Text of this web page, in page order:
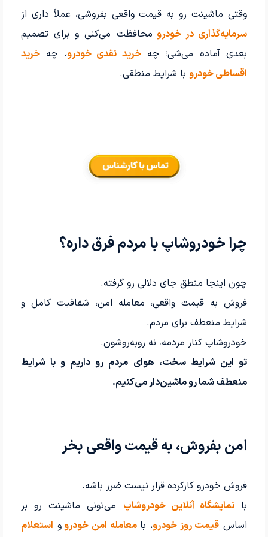
وقتی ماشینت رو به قیمت واقعی بفروشی، عملاً داری از
سرمایه‌گذاری در خودرو محافظت می‌کنی و برای تصمیم
بعدی آماده می‌شی؛ چهخرید نقدی خودرو، چهخرید
اقساطی خودروبا شرایط منطقی.
چرا خودروشاپ با مردم فرق داره؟
چون اینجا منطق جای دلالی رو گرفته.
فروش به قیمت واقعی، معامله امن، شفافیت کامل و
شرایط منعطف برای مردم.
خودروشاپ کنار مردمه، نه روبه‌روشون.
تو این شرایط سخت، هوای مردم رو داریم و با شرایط
منعطف شما رو ماشین‌دار می‌کنیم.
امن بفروش، به قیمت واقعی بخر
فروش خودرو کارکرده قرار نیست ضرر باشه.
با نمایشگاه آنلاین خودروشاپ می‌تونی ماشینت رو بر
اساس قیمت روز خودرو، با معامله امن خودرو و استعلام